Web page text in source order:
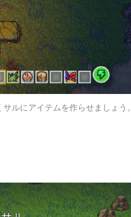
ルにアイテムを作らせましょう。